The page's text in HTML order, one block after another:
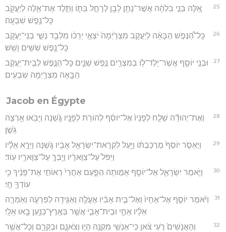
25
אֵ֚לֶּה בְּנֵ֣י בִלְהָ֔ה אֲשֶׁר־נָתַ֥ן לָבָ֖ן לְרָחֵ֣ל בִּתּ֑וֹ וַתֵּ֧לֶד אֶת־אֵ֛לֶּה לְיַעֲקֹ֖ב
כָּל־נֶ֥פֶשׁ שִׁבְעָֽה׃
26
כָּל־הַ֠נֶּפֶשׁ הַבָּאָ֨ה לְיַעֲקֹ֤ב מִצְרַ֙יְמָה֙ יֹצְאֵ֣י יְרֵכ֔וֹ מִלְּבַ֖ד נְשֵׁ֣י בְנֵי־יַעֲקֹ֑ב
כָּל־נֶ֖פֶשׁ שִׁשִּׁ֥ים וָשֵֽׁשׁ׃
27
וּבְנֵ֥י יוֹסֵ֛ף אֲשֶׁר־יֻלַּד־ל֥וֹ בְמִצְרַ֖יִם נֶ֣פֶשׁ שְׁנָ֑יִם כָּל־הַנֶּ֧פֶשׁ לְבֵֽית־יַעֲקֹ֛ב
הַבָּ֥אָה מִצְרַ֖יְמָה שִׁבְעִֽים׃
Jacob en Égypte
28
וְאֶת־יְהוּדָ֞ה שָׁלַ֤ח לְפָנָיו֙ אֶל־יוֹסֵ֔ף לְהוֹרֹ֥ת לְפָנָ֖יו גֹּ֑שְׁנָה וַיָּבֹ֖אוּ אַ֥רְצָה
גֹּֽשֶׁן׃
29
וַיֶּאְסֹ֤ר יוֹסֵף֙ מֶרְכַּבְתּ֔וֹ וַיַּ֛עַל לִקְרַֽאת־יִשְׂרָאֵ֥ל אָבִ֖יו גֹּ֑שְׁנָה וַיֵּרָ֣א אֵלָ֗יו
וַיִּפֹּל֙ עַל־צַוָּארָ֔יו וַיֵּ֥בְךְּ עַל־צַוָּארָ֖יו עֽוֹד׃
30
וַיֹּ֧אמֶר יִשְׂרָאֵ֛ל אֶל־יוֹסֵ֖ף אָמ֣וּתָה הַפָּ֑עַם אַחֲרֵי֙ רְאוֹתִ֣י אֶת־פָּנֶ֔יךָ כִּ֥י
עוֹדְךָ֖ חָֽי׃
31
וַיֹּ֨אמֶר יוֹסֵ֤ף אֶל־אֶחָיו֙ וְאֶל־בֵּ֣ית אָבִ֔יו אֶעֱלֶ֖ה וְאַגִּ֣ידָה לְפַרְעֹ֑ה וְאֹֽמְרָ֣ה
אֵלָ֔יו אַחַ֧י וּבֵית־אָבִ֛י אֲשֶׁ֥ר בְּאֶֽרֶץ־כְּנַ֖עַן בָּ֥אוּ אֵלָֽי׃
32
וְהָאֲנָשִׁים֙ רֹ֣עֵי צֹ֔אן כִּֽי־אַנְשֵׁ֥י מִקְנֶ֖ה הָי֑וּ וְצֹאנָ֧ם וּבְקָרָ֛ם וְכָל־אֲשֶׁ֥ר